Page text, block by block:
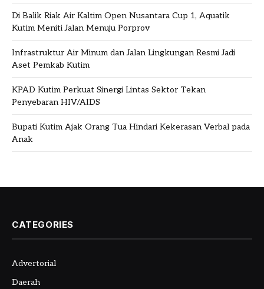
Di Balik Riak Air Kaltim Open Nusantara Cup 1, Aquatik
Kutim Meniti Jalan Menuju Porprov
Infrastruktur Air Minum dan Jalan Lingkungan Resmi Jadi
Aset Pemkab Kutim
KPAD Kutim Perkuat Sinergi Lintas Sektor Tekan
Penyebaran HIV/AIDS
Bupati Kutim Ajak Orang Tua Hindari Kekerasan Verbal pada
Anak
CATEGORIES
Advertorial
Daerah